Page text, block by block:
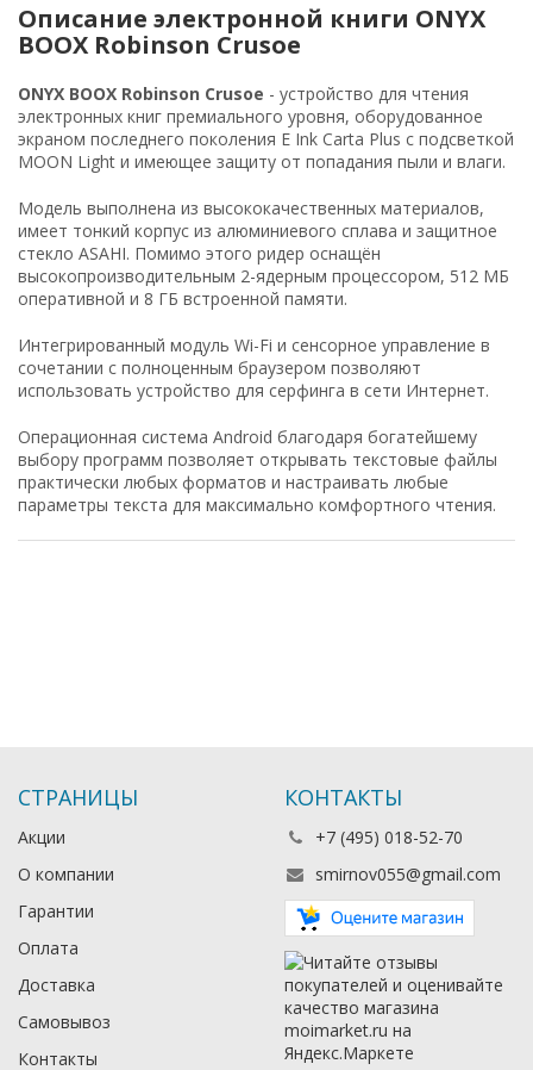
Описание электронной книги ONYX
BOOX Robinson Crusoe
ONYX BOOX Robinson Crusoe - устройство для чтения
электронных книг премиального уровня, оборудованное
экраном последнего поколения E Ink Carta Plus с подсветкой
MOON Light и имеющее защиту от попадания пыли и влаги.
Модель выполнена из высококачественных материалов,
имеет тонкий корпус из алюминиевого сплава и защитное
стекло ASAHI. Помимо этого ридер оснащён
высокопроизводительным 2-ядерным процессором, 512 МБ
оперативной и 8 ГБ встроенной памяти.
Интегрированный модуль Wi-Fi и сенсорное управление в
сочетании с полноценным браузером позволяют
использовать устройство для серфинга в сети Интернет.
Операционная система Android благодаря богатейшему
выбору программ позволяет открывать текстовые файлы
практически любых форматов и настраивать любые
параметры текста для максимально комфортного чтения.
СТРАНИЦЫ
Акции
О компании
Гарантии
Оплата
Доставка
Самовывоз
Контакты
КОНТАКТЫ
+7 (495) 018-52-70
smirnov055@gmail.com